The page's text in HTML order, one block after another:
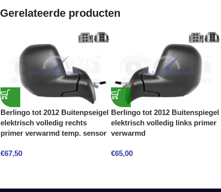
Gerelateerde producten
Berlingo tot 2012 Buitenpseigel
elektrisch volledig rechts
primer verwarmd temp. sensor
€67,50
Berlingo tot 2012 Buitenspiegel
elektrisch volledig links primer
verwarmd
€65,00